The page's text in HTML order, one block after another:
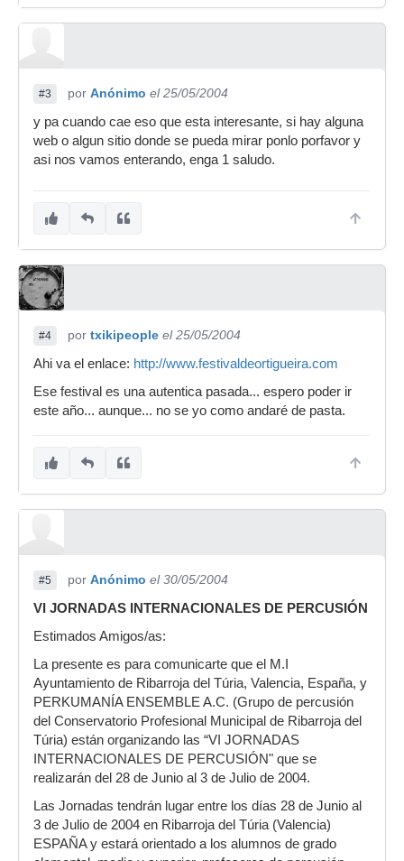
#3 por Anónimo el 25/05/2004
y pa cuando cae eso que esta interesante, si hay alguna
web o algun sitio donde se pueda mirar ponlo porfavor y
asi nos vamos enterando, enga 1 saludo.
#4 por txikipeople el 25/05/2004
Ahi va el enlace: http://www.festivaldeortigueira.com
Ese festival es una autentica pasada... espero poder ir
este año... aunque... no se yo como andaré de pasta.
#5 por Anónimo el 30/05/2004
VI JORNADAS INTERNACIONALES DE PERCUSIÓN
Estimados Amigos/as:
La presente es para comunicarte que el M.I
Ayuntamiento de Ribarroja del Túria, Valencia, España, y
PERKUMANÍA ENSEMBLE A.C. (Grupo de percusión
del Conservatorio Profesional Municipal de Ribarroja del
Túria) están organizando las “VI JORNADAS
INTERNACIONALES DE PERCUSIÓN" que se
realizarán del 28 de Junio al 3 de Julio de 2004.
Las Jornadas tendrán lugar entre los días 28 de Junio al
3 de Julio de 2004 en Ribarroja del Túria (Valencia)
ESPAÑA y estará orientado a los alumnos de grado